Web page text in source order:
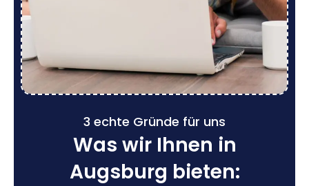
3 echte Gründe für uns
Was wir Ihnen in
Augsburg bieten: